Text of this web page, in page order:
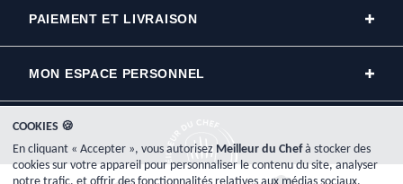
PAIEMENT ET LIVRAISON
MON ESPACE PERSONNEL
COOKIES 🍪
En cliquant « Accepter », vous autorisez Meilleur du Chefà stocker des
cookies sur votre appareil pour personnaliser le contenu du site, analyser